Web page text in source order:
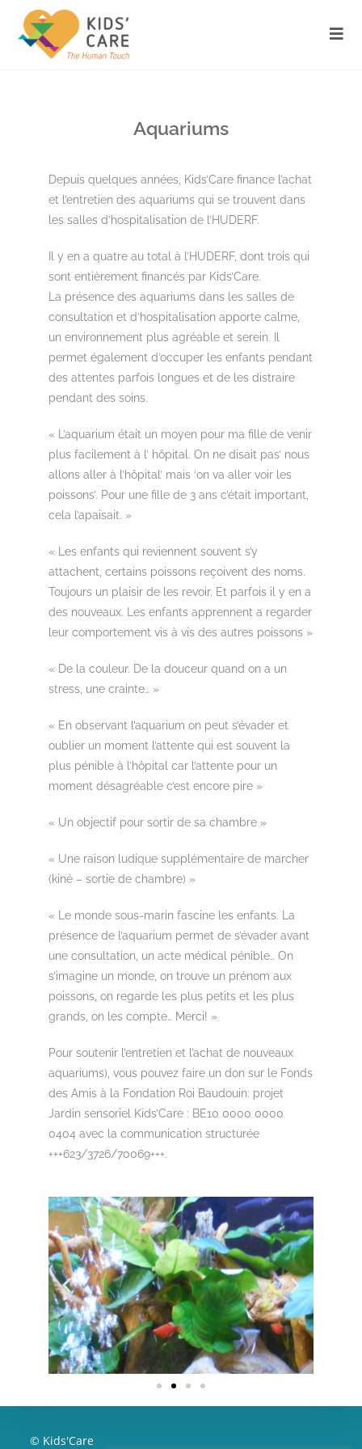
Aquariums
Depuis quelques années, Kids’Care finance l’achat
et l’entretien des aquariums qui se trouvent dans
les salles d’hospitalisation de l’HUDERF.
Il y en a quatre au total à l’HUDERF, dont trois qui
sont entièrement financés par Kids’Care.
La présence des aquariums dans les salles de
consultation et d’hospitalisation apporte calme,
un environnement plus agréable et serein. Il
permet également d’occuper les enfants pendant
des attentes parfois longues et de les distraire
pendant des soins.
« L’aquarium était un moyen pour ma fille de venir
plus facilement à l’ hôpital. On ne disait pas’ nous
allons aller à l’hôpital’ mais ‘on va aller voir les
poissons’. Pour une fille de 3 ans c’était important,
cela l’apaisait. »
« Les enfants qui reviennent souvent s’y
attachent, certains poissons reçoivent des noms.
Toujours un plaisir de les revoir. Et parfois il y en a
des nouveaux. Les enfants apprennent a regarder
leur comportement vis à vis des autres poissons »
« De la couleur. De la douceur quand on a un
stress, une crainte… »
« En observant l’aquarium on peut s’évader et
oublier un moment l’attente qui est souvent la
plus pénible à l’hôpital car l’attente pour un
moment désagréable c’est encore pire »
« Un objectif pour sortir de sa chambre »
« Une raison ludique supplémentaire de marcher
(kiné – sortie de chambre) »
« Le monde sous-marin fascine les enfants. La
présence de l’aquarium permet de s’évader avant
une consultation, un acte médical pénible… On
s’imagine un monde, on trouve un prénom aux
poissons, on regarde les plus petits et les plus
grands, on les compte… Merci! »
Pour soutenir l’entretien et l’achat de nouveaux
aquariums), vous pouvez faire un don sur le Fonds
des Amis à la Fondation Roi Baudouin: projet
Jardin sensoriel Kids’Care : BE10 0000 0000
0404 avec la communication structurée
+++623/3726/70069+++.
© Kids'Care